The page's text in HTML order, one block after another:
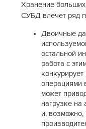
Хранение
СУБД влечет ряд
Двоичные
остальной
работа с
операциями
может
нагрузке на
и,